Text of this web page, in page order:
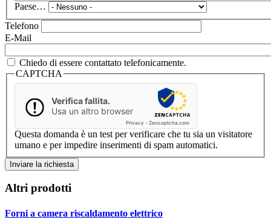
Paese…
Telefono
E-Mail
Chiedo di essere contattato telefonicamente.
CAPTCHA
Verifica fallita.
Usa un altro browser
Privacy - Zencaptcha.com
Questa domanda è un test per verificare che tu sia un visitatore
umano e per impedire inserimenti di spam automatici.
Altri prodotti
Forni a camera riscaldamento elettrico